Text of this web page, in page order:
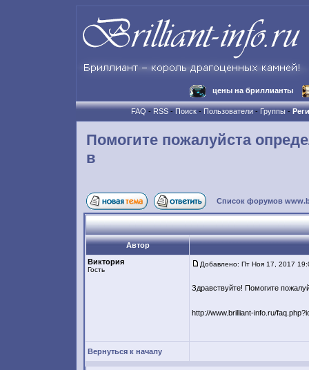
цены на бриллианты
FAQ-RSS-Поиск-Пользователи-Группы-
Помогите пожалуйста
в
Список форумов
Автор
Виктория
Гость
Добавлено: Пт Ноя 17, 2017
Здравствуйте! Помогите
http://www.brilliant-info.ru/
Вернуться к началу